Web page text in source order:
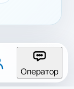
Оператор